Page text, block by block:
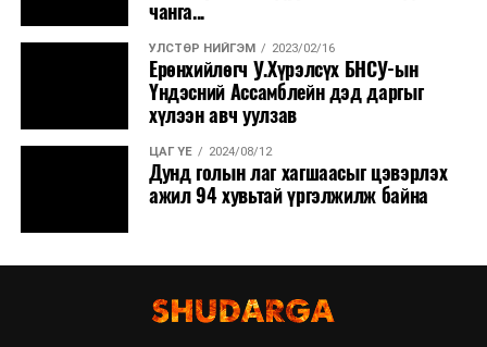
чанга...
УЛСТӨР НИЙГЭМ 2023/02/16
Ерөнхийлөгч У.Хүрэлсүх БНСУ-ын
Үндэсний Ассамблейн дэд даргыг
хүлээн авч уулзав
ЦАГ ҮЕ 2024/08/12
Дунд голын лаг хагшаасыг цэвэрлэх
ажил 94 хувьтай үргэлжилж байна